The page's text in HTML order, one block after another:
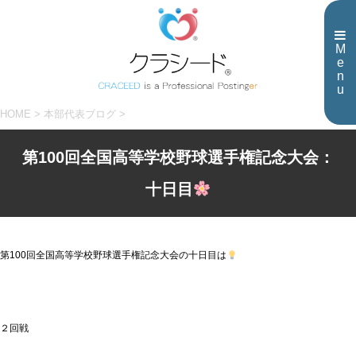
M
e
n
u
HOME > 本部代表ブログ >
第100回全国高等学校野球選手権記念大会：
十日目
第100回全国高等学校野球選手権記念大会の十日目は
２回戦